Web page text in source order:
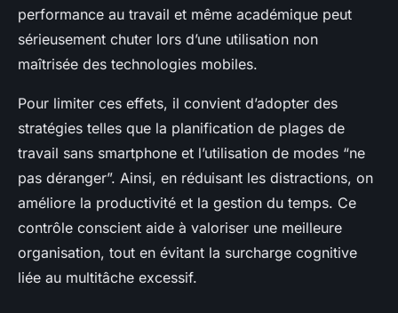
performance au travail et même académique peut
sérieusement chuter lors d’une utilisation non
maîtrisée des technologies mobiles.
Pour limiter ces effets, il convient d’adopter des
stratégies telles que la planification de plages de
travail sans smartphone et l’utilisation de modes “ne
pas déranger”. Ainsi, en réduisant les distractions, on
améliore la productivité et la gestion du temps. Ce
contrôle conscient aide à valoriser une meilleure
organisation, tout en évitant la surcharge cognitive
liée au multitâche excessif.